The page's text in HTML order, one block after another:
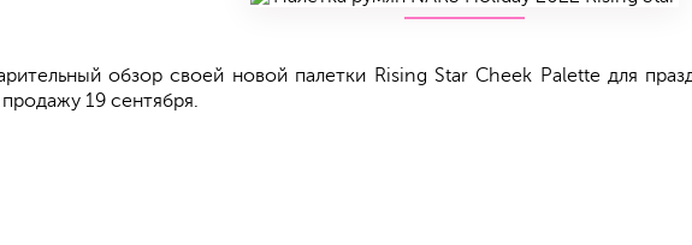
обзор своей новой палетки Rising Star Cheek Palette для
19 сентября.